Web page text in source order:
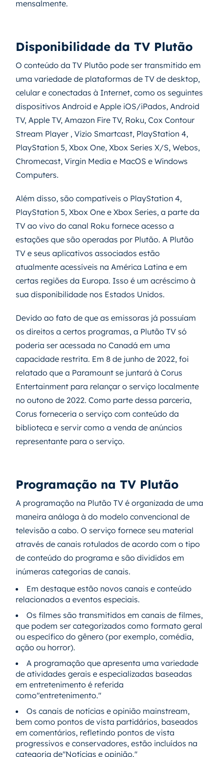
mensalmente.
Disponibilidade da TV Plutão
O conteúdo da TV Plutão pode ser transmitido em
uma variedade de plataformas de TV de desktop,
celular e conectadas à Internet, como os seguintes
dispositivos Android e Apple iOS/iPados, Android
TV, Apple TV, Amazon Fire TV, Roku, Cox Contour
Stream Player , Vizio Smartcast, PlayStation 4,
PlayStation 5, Xbox One, Xbox Series X/S, Webos,
Chromecast, Virgin Media e MacOS e Windows
Computers.
Além disso, são compatíveis o PlayStation 4,
PlayStation 5, Xbox One e Xbox Series, a parte da
TV ao vivo do canal Roku fornece acesso a
estações que são operadas por Plutão. A Plutão
TV e seus aplicativos associados estão
atualmente acessíveis na América Latina e em
certas regiões da Europa. Isso é um acréscimo à
sua disponibilidade nos Estados Unidos.
Devido ao fato de que as emissoras já possuíam
os direitos a certos programas, a Plutão TV só
poderia ser acessada no Canadá em uma
capacidade restrita. Em 8 de junho de 2022, foi
relatado que a Paramount se juntará à Corus
Entertainment para relançar o serviço localmente
no outono de 2022. Como parte dessa parceria,
Corus forneceria o serviço com conteúdo da
biblioteca e servir como a venda de anúncios
representante para o serviço.
Programação na TV Plutão
A programação na Plutão TV é organizada de uma
maneira análoga à do modelo convencional de
televisão a cabo. O serviço fornece seu material
através de canais rotulados de acordo com o tipo
de conteúdo do programa e são divididos em
inúmeras categorias de canais.
Em destaque estão novos canais e conteúdo
relacionados a eventos especiais.
Os filmes são transmitidos em canais de filmes,
que podem ser categorizados como formato geral
ou específico do gênero (por exemplo, comédia,
ação ou horror).
A programação que apresenta uma variedade
de atividades gerais e especializadas baseadas
em entretenimento é referida
como"entretenimento."
Os canais de notícias e opinião mainstream,
bem como pontos de vista partidários, baseados
em comentários, refletindo pontos de vista
progressivos e conservadores, estão incluídos na
categoria de"Notícias e opinião."